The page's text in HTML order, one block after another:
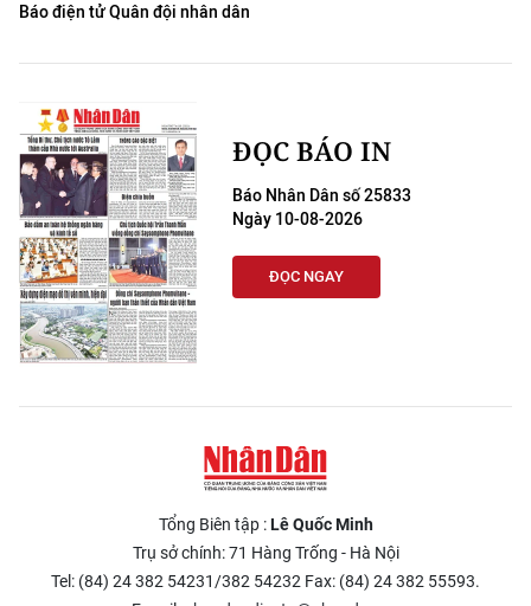
54 DÂN TỘC VIỆT NAM
MỘT SẢN PHẨM
RADIO
MEDIA CENTER
E-Magazine
Video
Media Chính trị
Media Văn hóa
Media Xã hội
Báo điện tử Quân đội nhân dân
ĐỌC BÁO IN
Báo Nhân Dân số 25833
Ngày 10-08-2026
ĐỌC NGAY
Tổng Biên tập :Lê Quốc Minh
Trụ sở chính: 71 Hàng Trống - Hà Nội
Tel: (84) 24 382 54231/382 54232 Fax: (84) 24 382 55593.